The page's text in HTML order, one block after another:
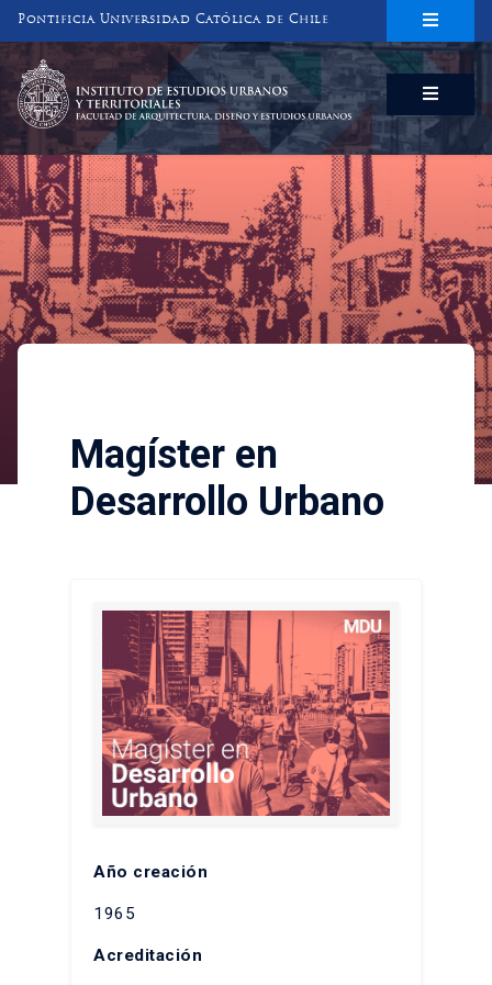
Pontificia Universidad Católica de Chile
INSTITUTO DE ESTUDIOS URBANOS
Y TERRITORIALES
FACULTAD DE ARQUITECTURA, DISEÑO Y ESTUDIOS URBANOS
Magíster en
Magíster en
Desarrollo Urbano
Año creación
1965
Acreditación